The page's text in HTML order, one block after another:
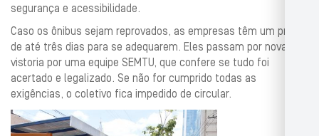
segurança e acessibilidade.
Caso os ônibus sejam reprovados, as empresas têm um prazo
de até três dias para se adequarem. Eles passam por nova
vistoria por uma equipe SEMTU, que confere se tudo foi
acertado e legalizado. Se não for cumprido todas as
exigências, o coletivo fica impedido de circular.